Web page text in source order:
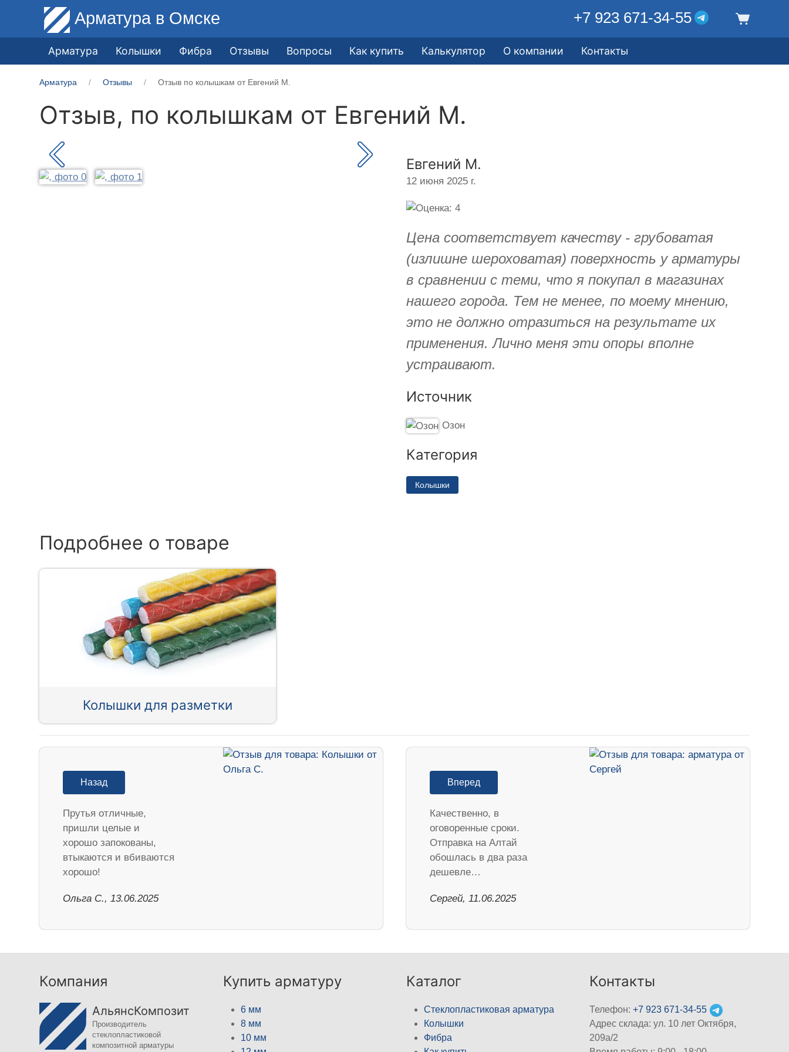
Арматура в Омске +7 923 671-34-55
Арматура Колышки Фибра Отзывы Вопросы Как купить Калькулятор О компании Контакты
Арматура Отзывы Отзыв по колышкам от Евгений М.
Отзыв, по колышкам от Евгений М.
Евгений М.
12 июня 2025 г.
Цена соответствует качеству - грубоватая
(излишне шероховатая) поверхность у арматуры
в сравнении с теми, что я покупал в магазинах
нашего города. Тем не менее, по моему мнению,
это не должно отразиться на результате их
применения. Лично меня эти опоры вполне
устраивают.
Источник
Озон
Категория
Колышки
Подробнее о товаре
Колышки для разметки
Назад
Прутья отличные,
пришли целые и
хорошо запокованы,
втыкаются и вбиваются
хорошо!
Ольга С., 13.06.2025
Вперед
Качественно, в
оговоренные сроки.
Отправка на Алтай
обошлась в два раза
дешевле…
Сергей, 11.06.2025
Компания
АльянсКомпозит
Производитель
стеклопластиковой
композитной арматуры
Купить арматуру
6 мм
8 мм
10 мм
Каталог
Стеклопластиковая арматура
Колышки
Фибра
Контакты
Телефон:+7 923 671-34-55
Адрес склада: ул. 10 лет Октября,
209а/2